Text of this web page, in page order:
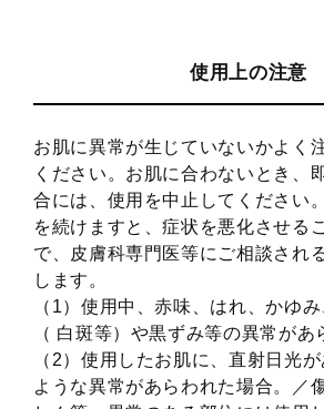
使用上の注意
お肌に異常が生じていないかよく
ください。お肌に合わないとき、
合には、使用を中止してください
を続けますと、症状を悪化させる
で、皮膚科専門医等にご相談され
します。
（1）使用中、赤味、はれ、かゆ
（ 白斑等）や黒ずみ等の異常があ
（2）使用したお肌に、直射日光
ような異常があらわれた場合。／